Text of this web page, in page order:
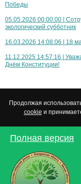
Победы
05.05.2026 00:00:00 |
экологический субботник
16.03.2026 14:08:06 | 18
11.12.2025 14:57:16 |
Днём Конституции!
Продолжая
cookie и
Полная версия